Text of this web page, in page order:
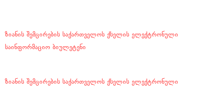
ზიანის შემცირების საქართველოს ქსელის ელექტრონული
საინფორმაციო ბიულეტენი
ზიანის შემცირების საქართველოს ქსელის ელექტრონული